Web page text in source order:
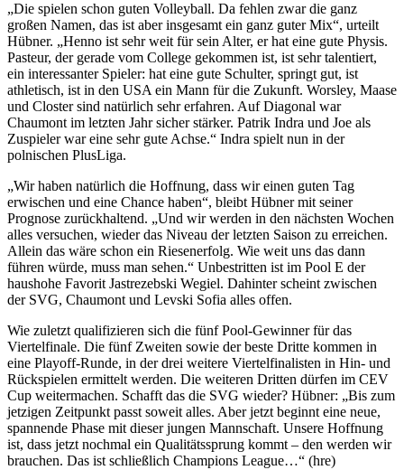
„Die spielen schon guten Volleyball. Da fehlen zwar die ganz
großen Namen, das ist aber insgesamt ein ganz guter Mix“, urteilt
Hübner. „Henno ist sehr weit für sein Alter, er hat eine gute Physis.
Pasteur, der gerade vom College gekommen ist, ist sehr talentiert,
ein interessanter Spieler: hat eine gute Schulter, springt gut, ist
athletisch, ist in den USA ein Mann für die Zukunft. Worsley, Maase
und Closter sind natürlich sehr erfahren. Auf Diagonal war
Chaumont im letzten Jahr sicher stärker. Patrik Indra und Joe als
Zuspieler war eine sehr gute Achse.“ Indra spielt nun in der
polnischen PlusLiga.
„Wir haben natürlich die Hoffnung, dass wir einen guten Tag
erwischen und eine Chance haben“, bleibt Hübner mit seiner
Prognose zurückhaltend. „Und wir werden in den nächsten Wochen
alles versuchen, wieder das Niveau der letzten Saison zu erreichen.
Allein das wäre schon ein Riesenerfolg. Wie weit uns das dann
führen würde, muss man sehen.“ Unbestritten ist im Pool E der
haushohe Favorit Jastrezebski Wegiel. Dahinter scheint zwischen
der SVG, Chaumont und Levski Sofia alles offen.
Wie zuletzt qualifizieren sich die fünf Pool-Gewinner für das
Viertelfinale. Die fünf Zweiten sowie der beste Dritte kommen in
eine Playoff-Runde, in der drei weitere Viertelfinalisten in Hin- und
Rückspielen ermittelt werden. Die weiteren Dritten dürfen im CEV
Cup weitermachen. Schafft das die SVG wieder? Hübner: „Bis zum
jetzigen Zeitpunkt passt soweit alles. Aber jetzt beginnt eine neue,
spannende Phase mit dieser jungen Mannschaft. Unsere Hoffnung
ist, dass jetzt nochmal ein Qualitätssprung kommt – den werden wir
brauchen. Das ist schließlich Champions League…“ (hre)